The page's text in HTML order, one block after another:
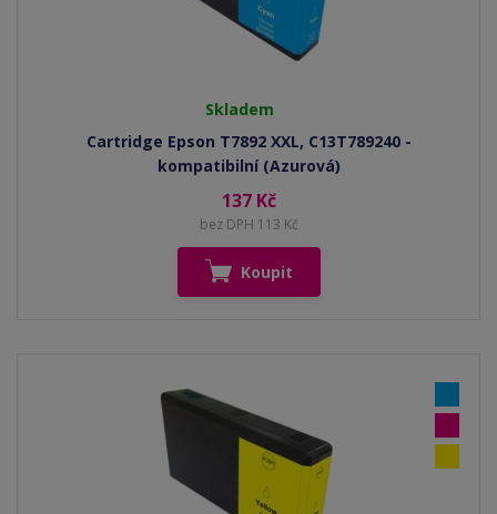
Skladem
Cartridge Epson T7892 XXL, C13T789240 -
kompatibilní (Azurová)
137 Kč
bez DPH 113 Kč
Koupit